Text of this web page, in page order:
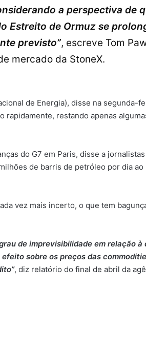
a perspectiva de
Estreito de Ormuz se
previsto”, escreve Tom
mercado da StoneX.
de Energia), disse na segunda-
restando apenas
do G7 em Paris, disse a
de barris de petróleo por dia ao
vez mais incerto, o que tem
de imprevisibilidade em relação à
sobre os preços das
, diz relatório do final de abril da